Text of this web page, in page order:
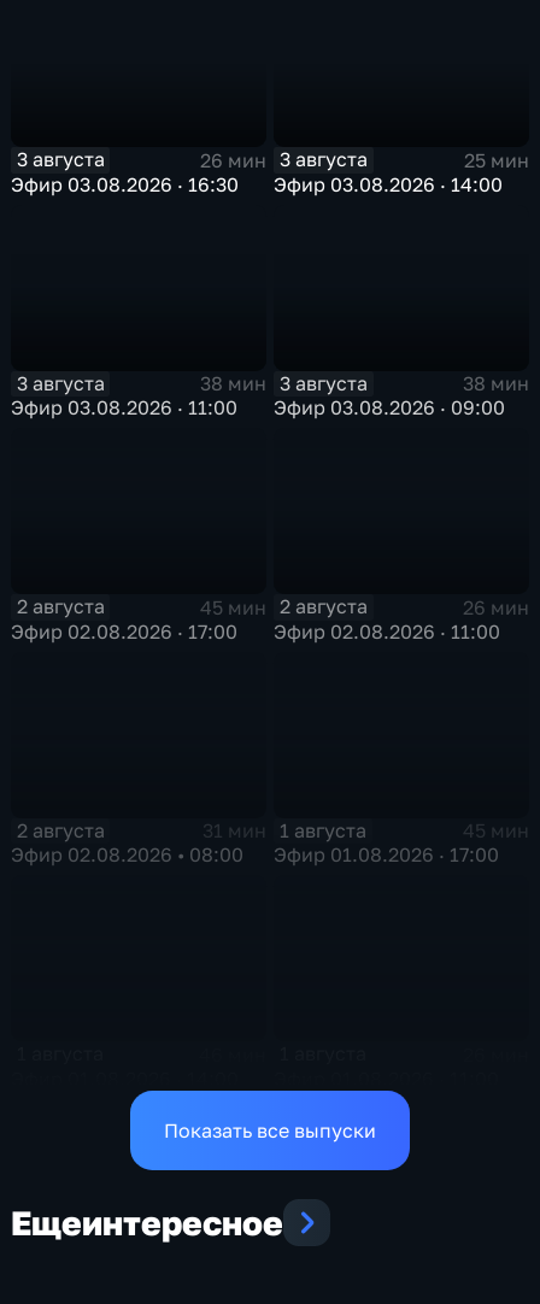
3 августа
26 мин
Эфир 03.08.2026 · 16:30
3 августа
25 мин
Эфир 03.08.2026 · 14:00
3 августа
38 мин
Эфир 03.08.2026 · 11:00
3 августа
38 мин
Эфир 03.08.2026 · 09:00
2 августа
45 мин
Эфир 02.08.2026 · 17:00
2 августа
26 мин
Эфир 02.08.2026 · 11:00
2 августа
31 мин
Эфир 02.08.2026 • 08:00
1 августа
45 мин
Эфир 01.08.2026 · 17:00
Показать все выпуски
Ещеинтересное